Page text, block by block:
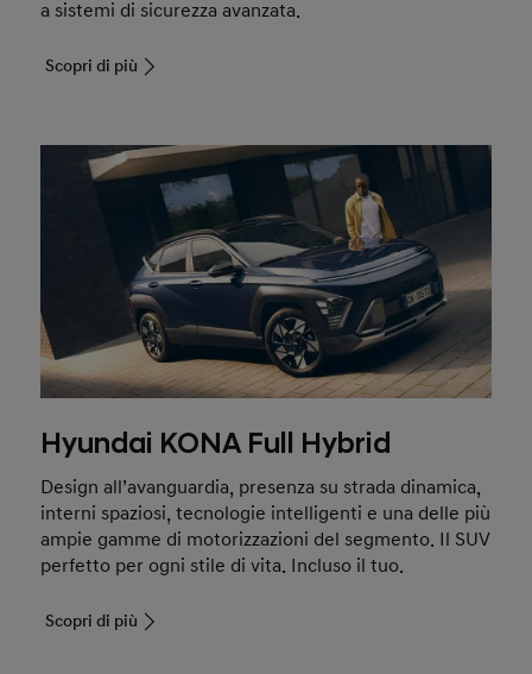
a sistemi di sicurezza avanzata.
Scopri di più
Hyundai KONA Full Hybrid
Design all’avanguardia, presenza su strada dinamica,
interni spaziosi, tecnologie intelligenti e una delle più
ampie gamme di motorizzazioni del segmento. Il SUV
perfetto per ogni stile di vita. Incluso il tuo.
Scopri di più